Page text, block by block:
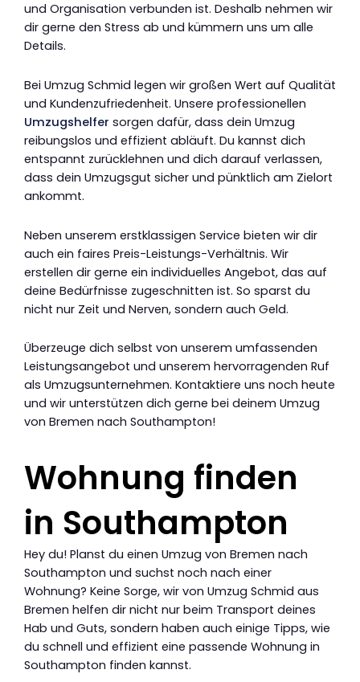
und Organisation verbunden ist. Deshalb nehmen wir
dir gerne den Stress ab und kümmern uns um alle
Details.
Bei Umzug Schmid legen wir großen Wert auf Qualität
und Kundenzufriedenheit. Unsere professionellen
Umzugshelfer sorgen dafür, dass dein Umzug
reibungslos und effizient abläuft. Du kannst dich
entspannt zurücklehnen und dich darauf verlassen,
dass dein Umzugsgut sicher und pünktlich am Zielort
ankommt.
Neben unserem erstklassigen Service bieten wir dir
auch ein faires Preis-Leistungs-Verhältnis. Wir
erstellen dir gerne ein individuelles Angebot, das auf
deine Bedürfnisse zugeschnitten ist. So sparst du
nicht nur Zeit und Nerven, sondern auch Geld.
Überzeuge dich selbst von unserem umfassenden
Leistungsangebot und unserem hervorragenden Ruf
als Umzugsunternehmen. Kontaktiere uns noch heute
und wir unterstützen dich gerne bei deinem Umzug
von Bremen nach Southampton!
Wohnung finden
in Southampton
Hey du! Planst du einen Umzug von Bremen nach
Southampton und suchst noch nach einer
Wohnung? Keine Sorge, wir von Umzug Schmid aus
Bremen helfen dir nicht nur beim Transport deines
Hab und Guts, sondern haben auch einige Tipps, wie
du schnell und effizient eine passende Wohnung in
Southampton finden kannst.